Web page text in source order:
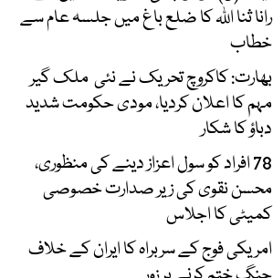
رانا ثنا اللہ کا ضلع باغ میں جلسہ عام سے
خطاب
بھارت: کاکروچ تحریک نے نئی ملک گیر
مہم کا اعلان کردیا، مودی حکومت شدید
دباؤ کا شکار
78 افراد کو سول اعزاز دینے کی منظوری،
محسن نقوی کی زیر صدارت خصوصی
کمیٹی کا اجلاس
امریکی فوج کے سربراہ کا ایران کے خلاف